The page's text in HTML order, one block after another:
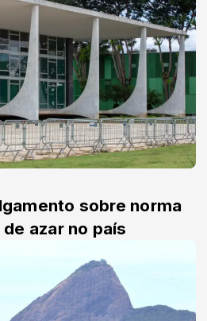
sobre norma
azar no país